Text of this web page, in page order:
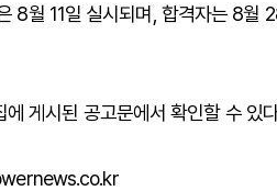
8월 11일 실시되며, 합격자는 8월
게시된 공고문에서 확인할 수 있